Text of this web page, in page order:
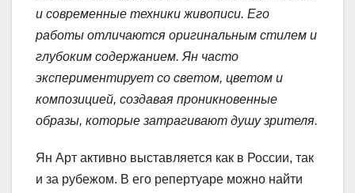
и современные техники живописи. Его
работы отличаются оригинальным стилем и
глубоким содержанием. Ян часто
экспериментирует со светом, цветом и
композицией, создавая проникновенные
образы, которые затрагивают душу зрителя.
Ян Арт активно выставляется как в России, так
и за рубежом. В его репертуаре можно найти